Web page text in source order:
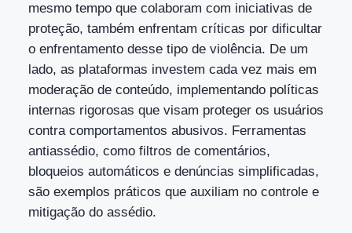
mesmo tempo que colaboram com iniciativas de
proteção, também enfrentam críticas por dificultar
o enfrentamento desse tipo de violência. De um
lado, as plataformas investem cada vez mais em
moderação de conteúdo, implementando políticas
internas rigorosas que visam proteger os usuários
contra comportamentos abusivos. Ferramentas
antiassédio, como filtros de comentários,
bloqueios automáticos e denúncias simplificadas,
são exemplos práticos que auxiliam no controle e
mitigação do assédio.